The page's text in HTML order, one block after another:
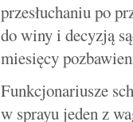
przesłuchaniu po
do winy i decyzją
miesięcy
Funkcjonariusze
w sprayu jeden z